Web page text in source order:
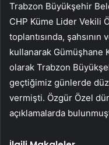
Trabzon Büyükşehir
CHP Küme Lider Vekili
toplantısında,
kullanarak Gümüşhane
olarak Trabzon
geçtiğimiz günlerde
vermişti. Özgür Özel
açıklamalarda